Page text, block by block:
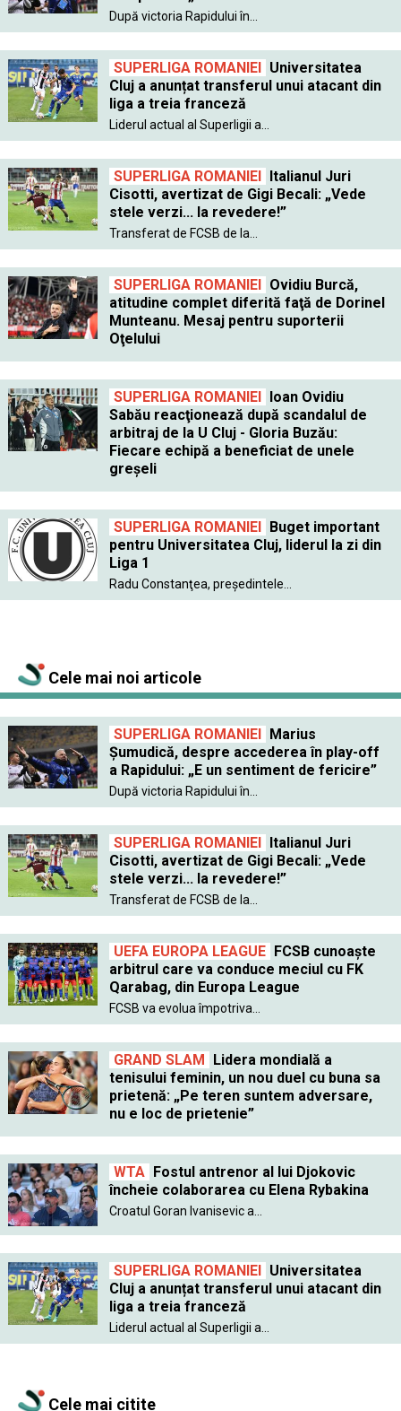
După victoria Rapidului în...
SUPERLIGA ROMANIEI Universitatea
Cluj a anunțat transferul unui atacant din
liga a treia franceză
Liderul actual al Superligii a...
SUPERLIGA ROMANIEI Italianul Juri
Cisotti, avertizat de Gigi Becali: „Vede
stele verzi... la revedere!”
Transferat de FCSB de la...
SUPERLIGA ROMANIEI Ovidiu Burcă,
atitudine complet diferită faţă de Dorinel
Munteanu. Mesaj pentru suporterii
Oţelului
SUPERLIGA ROMANIEI Ioan Ovidiu
Sabău reacţionează după scandalul de
arbitraj de la U Cluj - Gloria Buzău:
Fiecare echipă a beneficiat de unele
greşeli
SUPERLIGA ROMANIEI Buget important
pentru Universitatea Cluj, liderul la zi din
Liga 1
Radu Constanţea, preşedintele...
Cele mai noi articole
SUPERLIGA ROMANIEI Marius
Șumudică, despre accederea în play-off
a Rapidului: „E un sentiment de fericire”
După victoria Rapidului în...
SUPERLIGA ROMANIEI Italianul Juri
Cisotti, avertizat de Gigi Becali: „Vede
stele verzi... la revedere!”
Transferat de FCSB de la...
UEFA EUROPA LEAGUE FCSB cunoaște
arbitrul care va conduce meciul cu FK
Qarabag, din Europa League
FCSB va evolua împotriva...
GRAND SLAM Lidera mondială a
tenisului feminin, un nou duel cu buna sa
prietenă: „Pe teren suntem adversare,
nu e loc de prietenie”
WTA Fostul antrenor al lui Djokovic
încheie colaborarea cu Elena Rybakina
Croatul Goran Ivanisevic a...
SUPERLIGA ROMANIEI Universitatea
Cluj a anunțat transferul unui atacant din
liga a treia franceză
Liderul actual al Superligii a...
Cele mai citite